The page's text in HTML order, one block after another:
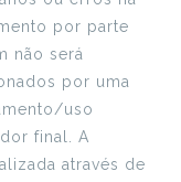
por parte
não será
por uma
uso
final. A
através de